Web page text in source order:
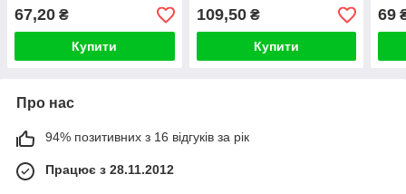
67,20 ₴
Купити
109,50₴
Купити
69
Про нас
94% позитивних з 16 відгуків за рік
Працює з 28.11.2012